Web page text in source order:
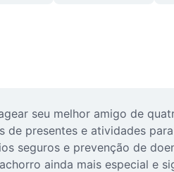
seu melhor amigo de
presentes e atividades
seguros e prevenção de
ainda mais especial e